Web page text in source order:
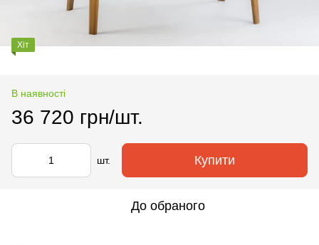
Хіт
В наявності
36 720 грн/шт.
шт. Купити
До обраного